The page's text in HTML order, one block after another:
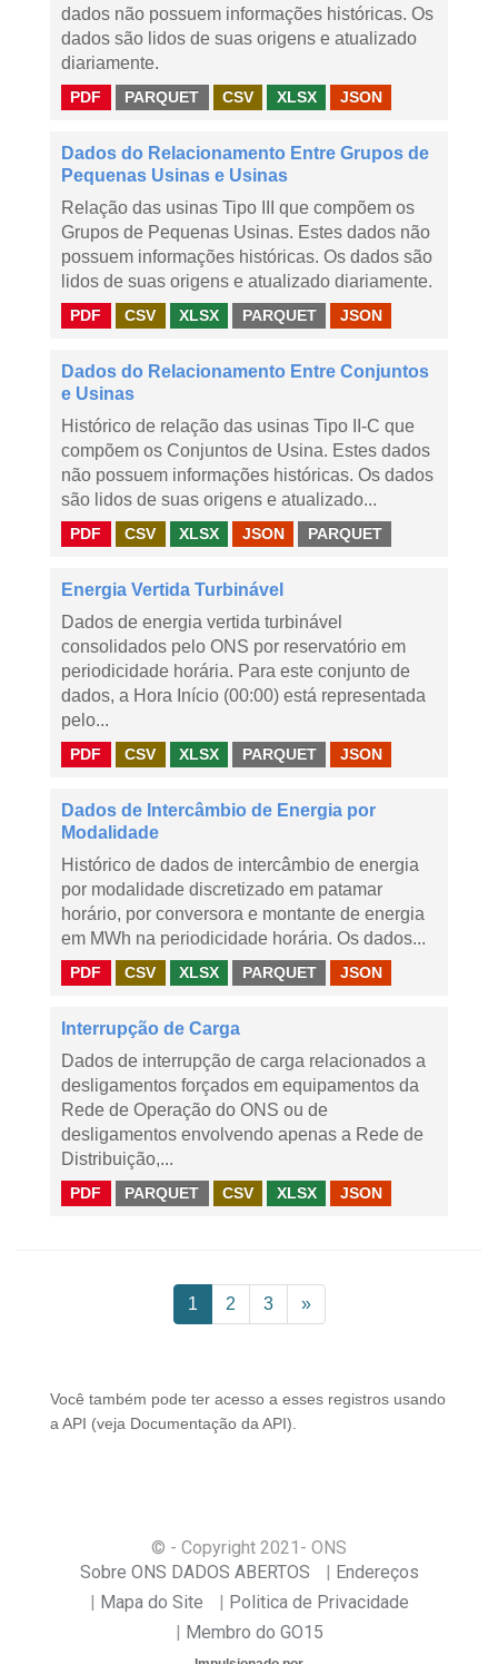
dados não possuem informações históricas. Os
dados são lidos de suas origens e atualizado
diariamente.
PDF PARQUET CSV XLSX JSON
Dados do Relacionamento Entre Grupos de
Pequenas Usinas e Usinas
Relação das usinas Tipo III que compõem os
Grupos de Pequenas Usinas. Estes dados não
possuem informações históricas. Os dados são
lidos de suas origens e atualizado diariamente.
PDF CSV XLSX PARQUET JSON
Dados do Relacionamento Entre Conjuntos
e Usinas
Histórico de relação das usinas Tipo II-C que
compõem os Conjuntos de Usina. Estes dados
não possuem informações históricas. Os dados
são lidos de suas origens e atualizado...
PDF CSV XLSX JSON PARQUET
Energia Vertida Turbinável
Dados de energia vertida turbinável
consolidados pelo ONS por reservatório em
periodicidade horária. Para este conjunto de
dados, a Hora Início (00:00) está representada
pelo...
PDF CSV XLSX PARQUET JSON
Dados de Intercâmbio de Energia por
Modalidade
Histórico de dados de intercâmbio de energia
por modalidade discretizado em patamar
horário, por conversora e montante de energia
em MWh na periodicidade horária. Os dados...
PDF CSV XLSX PARQUET JSON
Interrupção de Carga
Dados de interrupção de carga relacionados a
desligamentos forçados em equipamentos da
Rede de Operação do ONS ou de
desligamentos envolvendo apenas a Rede de
Distribuição,...
PDF PARQUET CSV XLSX JSON
1 2 3 »
Você também pode ter acesso a esses registros usando
a API (veja Documentação da API ).
© - Copyright 2021 - ONS
Sobre ONS DADOS ABERTOS
Endereços
Mapa do Site
Politica de Privacidade
Membro do GO15